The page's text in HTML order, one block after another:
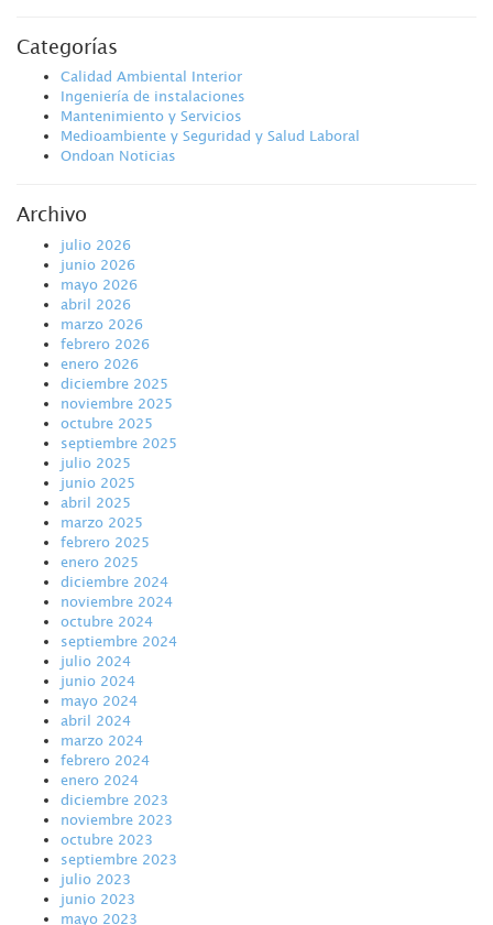
Categorías
Calidad Ambiental Interior
Ingeniería de instalaciones
Mantenimiento y Servicios
Medioambiente y Seguridad y Salud Laboral
Ondoan Noticias
Archivo
julio 2026
junio 2026
mayo 2026
abril 2026
marzo 2026
febrero 2026
enero 2026
diciembre 2025
noviembre 2025
octubre 2025
septiembre 2025
julio 2025
junio 2025
abril 2025
marzo 2025
febrero 2025
enero 2025
diciembre 2024
noviembre 2024
octubre 2024
septiembre 2024
julio 2024
junio 2024
mayo 2024
abril 2024
marzo 2024
febrero 2024
enero 2024
diciembre 2023
noviembre 2023
octubre 2023
septiembre 2023
julio 2023
junio 2023
mayo 2023